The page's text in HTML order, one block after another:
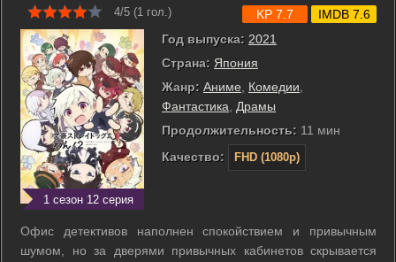
4/5 (1 гол.)
1 сезон 12 серия
Год выпуска: 2021
Страна: Япония
Жанр: Аниме Комедии
Фантастика
Драмы
Продолжительность: 11 мин
Качество:
FHD (1080p)
KP 7.7 IMDB 7.6
Офис детективов наполнен спокойствием и привычным
шумом, но за дверями привычных кабинетов скрывается